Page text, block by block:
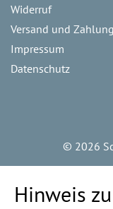
Widerruf
Versand und Zahlung
Impressum
Datenschutz
© 2026
Hinweis